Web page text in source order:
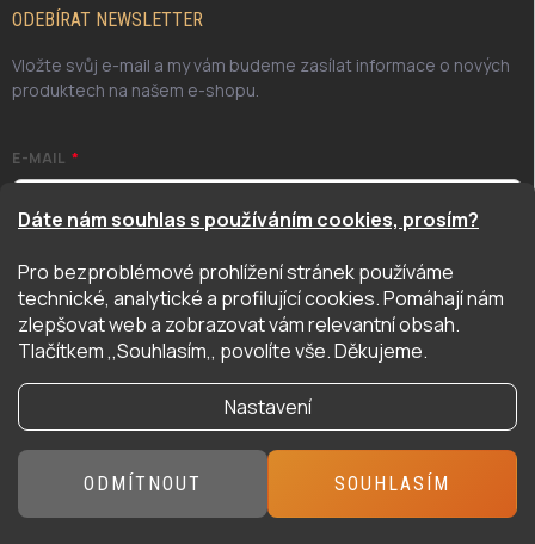
Dáte nám souhlas s používáním cookies, prosím?
Pro bezproblémové prohlížení stránek používáme
technické, analytické a profilující cookies. Pomáhají nám
zlepšovat web a zobrazovat vám relevantní obsah.
Tlačítkem ,,Souhlasím,, povolíte vše. Děkujeme.
Nastavení
ODMÍTNOUT SOUHLASÍM
ODEBÍRAT NEWSLETTER
Vložte svůj e-mail a my vám budeme zasílat informace o nových
produktech na našem e-shopu.
E-MAIL
Odesláním potvrzuji, že jsem se seznámil/a se zásadami
ochrany osobních údajů. Úplné znění naleznetezde
PŘIHLÁSIT SE
Vytvořil Shoptet
Copyright 2026Hyper Hobby . Všechna práva vyhrazena.